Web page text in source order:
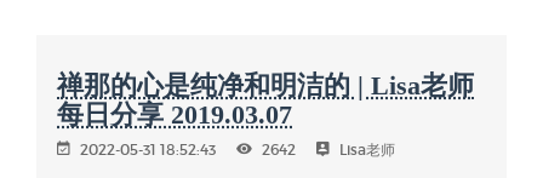
禅那的心是纯净和明洁的 | Lisa老师
每日分享 2019.03.07
2022-05-31 18:52:43 2642 Lisa老师